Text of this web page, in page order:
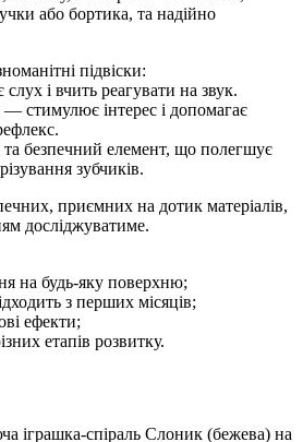
або бортика, та надійно
підвіски:
і вчить реагувати на звук.
— стимулює інтерес і допомагає
безпечний елемент, що полегшує
зубчиків.
приємних на дотик матеріалів,
досліджуватиме.
на будь-яку поверхню;
з перших місяців;
ефекти;
етапів розвитку.
іграшка-спіраль Слоник (бежева) на